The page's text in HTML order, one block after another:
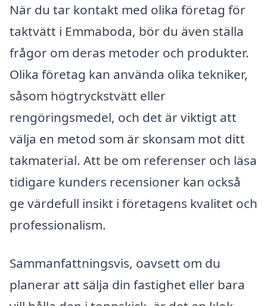
När du tar kontakt med olika företag för
taktvätt i Emmaboda, bör du även ställa
frågor om deras metoder och produkter.
Olika företag kan använda olika tekniker,
såsom högtryckstvätt eller
rengöringsmedel, och det är viktigt att
välja en metod som är skonsam mot ditt
takmaterial. Att be om referenser och läsa
tidigare kunders recensioner kan också
ge värdefull insikt i företagens kvalitet och
professionalism.
Sammanfattningsvis, oavsett om du
planerar att sälja din fastighet eller bara